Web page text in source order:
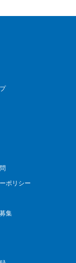
ポリシー
集